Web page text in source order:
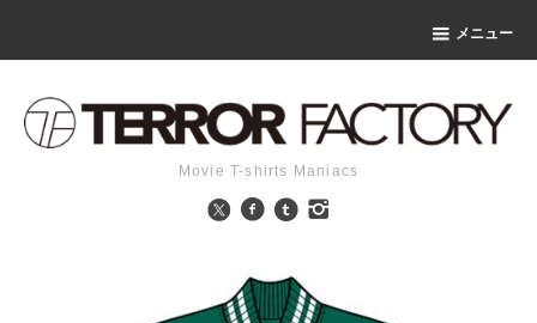
メニュー
Movie T-shirts Maniacs